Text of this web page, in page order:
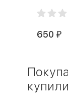
650 ₽
купили